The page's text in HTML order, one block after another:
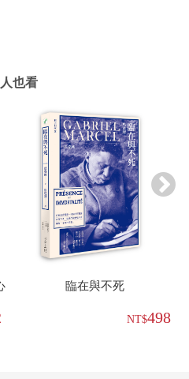
也看
臨在與不死
498